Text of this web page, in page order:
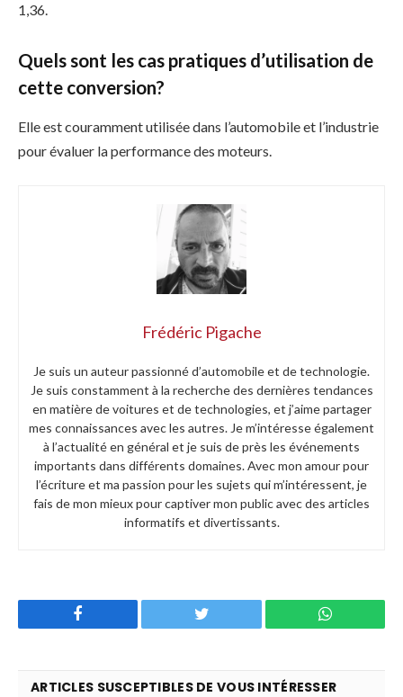
1,36.
Quels sont les cas pratiques d’utilisation de
cette conversion?
Elle est couramment utilisée dans l’automobile et l’industrie
pour évaluer la performance des moteurs.
Frédéric Pigache
Je suis un auteur passionné d’automobile et de technologie.
Je suis constamment à la recherche des dernières tendances
en matière de voitures et de technologies, et j’aime partager
mes connaissances avec les autres. Je m’intéresse également
à l’actualité en général et je suis de près les événements
importants dans différents domaines. Avec mon amour pour
l’écriture et ma passion pour les sujets qui m’intéressent, je
fais de mon mieux pour captiver mon public avec des articles
informatifs et divertissants.
Twitter WhatsApp
ARTICLES SUSCEPTIBLES DE VOUS INTÉRESSER